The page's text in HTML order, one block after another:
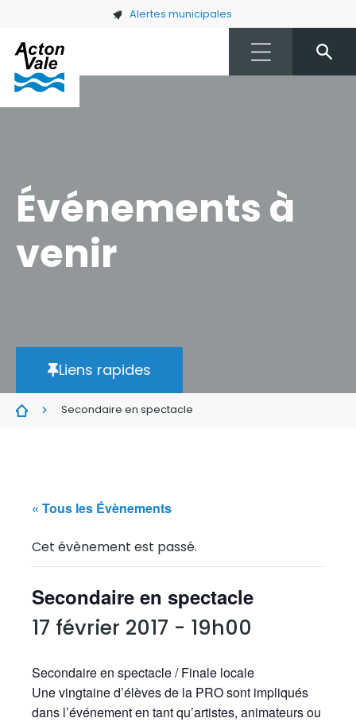
Skip to main content Alertes municipales
Événements à
venir
Liens rapides
Secondaire en spectacle
« Tous les Évènements
Cet évènement est passé.
Secondaire en spectacle
17 février 2017 - 19h00
Secondaire en spectacle / Finale locale
Une vingtaine d’élèves de la PRO sont impliqués
dans l’événement en tant qu’artistes, animateurs ou